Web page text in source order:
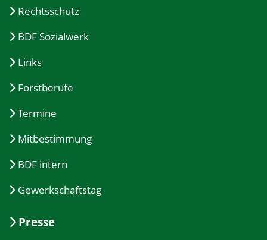
Rechtsschutz
BDF Sozialwerk
Links
Forstberufe
Termine
Mitbestimmung
BDF intern
Gewerkschaftstag
Presse